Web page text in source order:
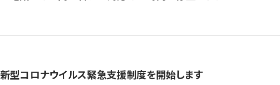
新型コロナウイルス緊急支援制度を開始します